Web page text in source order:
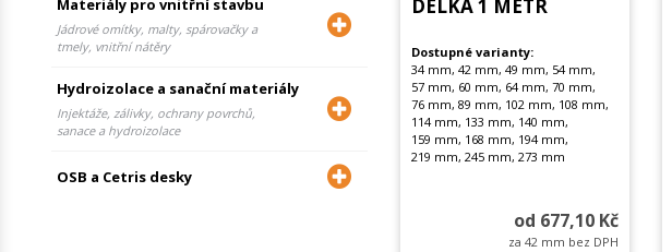
Materiály pro vnitřní stavbu
Jádrové omítky, malty, spárovačky a
tmely, vnitřní nátěry
Hydroizolace a sanační materiály
Injektáže, zálivky, ochrany povrchů,
sanace a hydroizolace
OSB a Cetris desky
DÉLKA 1 METR
Dostupné varianty:
34 mm, 42 mm, 49 mm, 54 mm,
57 mm, 60 mm, 64 mm, 70 mm,
76 mm, 89 mm, 102 mm, 108 mm,
114 mm, 133 mm, 140 mm,
159 mm, 168 mm, 194 mm,
219 mm, 245 mm, 273 mm
od 677,10 Kč
za 42 mm bez DPH